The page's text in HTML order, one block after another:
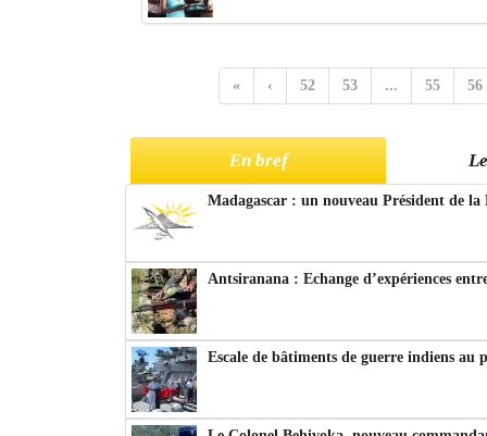
« ‹ 52 53 ... 55 56
En bref
Madagascar : un nouveau Président de
Antsiranana : Echange d’expériences
Escale de bâtiments de guerre indiens au